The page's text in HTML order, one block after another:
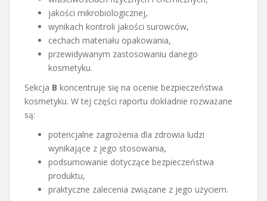
jakości mikrobiologicznej,
wynikach kontroli jakości surowców,
cechach materiału opakowania,
przewidywanym zastosowaniu danego
kosmetyku.
Sekcja B koncentruje się na ocenie bezpieczeństwa
kosmetyku. W tej części raportu dokładnie rozważane
są:
potencjalne zagrożenia dla zdrowia ludzi
wynikające z jego stosowania,
podsumowanie dotyczące bezpieczeństwa
produktu,
praktyczne zalecenia związane z jego użyciem.